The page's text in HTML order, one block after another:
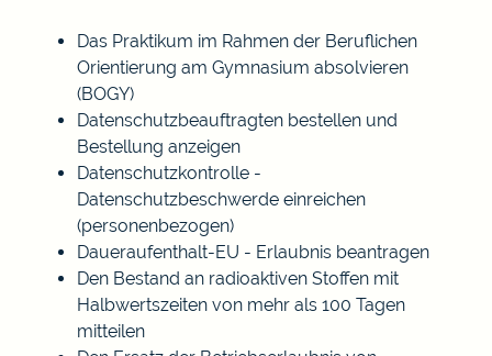
Das Praktikum im Rahmen der Beruflichen
Orientierung am Gymnasium absolvieren
(BOGY)
Datenschutzbeauftragten bestellen und
Bestellung anzeigen
Datenschutzkontrolle -
Datenschutzbeschwerde einreichen
(personenbezogen)
Daueraufenthalt-EU - Erlaubnis beantragen
Den Bestand an radioaktiven Stoffen mit
Halbwertszeiten von mehr als 100 Tagen
mitteilen